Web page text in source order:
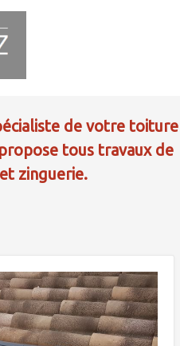
de votre toiture
tous travaux de
zinguerie.